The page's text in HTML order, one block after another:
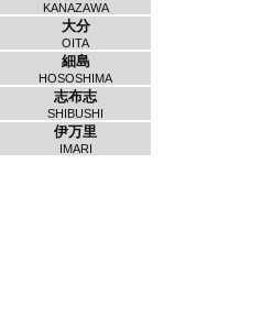
KANAZAWA
大分
OITA
細島
HOSOSHIMA
志布志
SHIBUSHI
伊万里
IMARI